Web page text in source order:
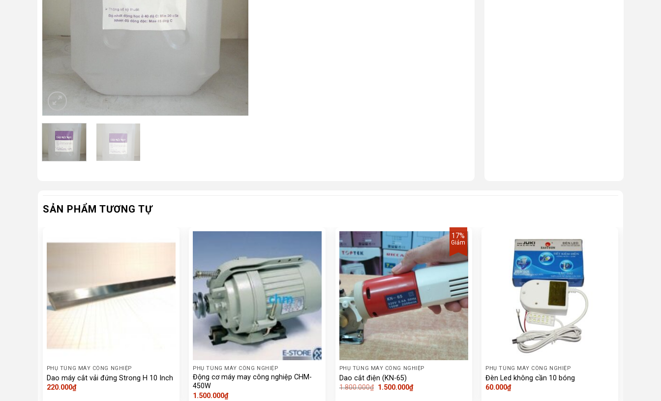
SẢN PHẨM TƯƠNG TỰ
PHỤ TÙNG MÁY CÔNG NGHIỆP
Dao máy cắt vải đứng Strong H 10 Inch
220.000₫
PHỤ TÙNG MÁY CÔNG NGHIỆP
Động cơ máy may công nghiệp CHM-
450W
1.500.000₫
17%
Giảm
PHỤ TÙNG MÁY CÔNG NGHIỆP
Dao cắt điện (KN-65)
1.800.000₫ Giá
1.500.000₫Giá
hiện
PHỤ TÙNG MÁY CÔNG NGHIỆP
Đèn Led không cần 10 bóng
60.000₫